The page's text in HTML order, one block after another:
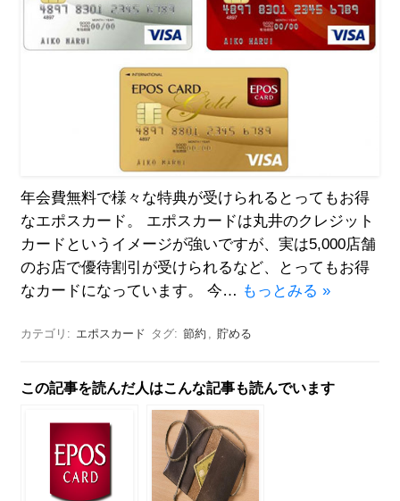
年会費無料で様々な特典が受けられるとってもお得
なエポスカード。 エポスカードは丸井のクレジット
カードというイメージが強いですが、実は5,000店舗
のお店で優待割引が受けられるなど、とってもお得
なカードになっています。 今… もっとみる »
カテゴリ: エポスカード タグ: 節約 , 貯める
この記事を読んだ人はこんな記事も読んでいます